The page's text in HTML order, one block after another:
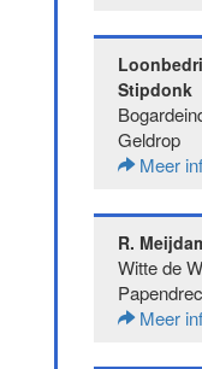
Stipdonk
Geldrop
Meer
R.
Witte de
Meer